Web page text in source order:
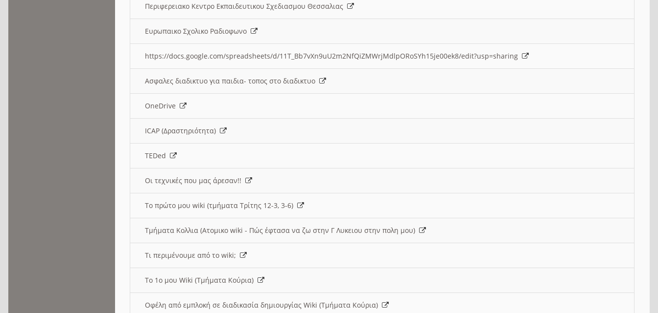
Περιφερειακο Κεντρο Εκπαιδευτικου Σχεδιασμου Θεσσαλιας
Ευρωπαικο Σχολικο Ραδιοφωνο
https://docs.google.com/spreadsheets/d/11T_Bb7vXn9uU2m2NfQiZMWrjMdlpORoSYh15je00ek8/edit?usp=sharing
Ασφαλες διαδικτυο για παιδια- τοπος στο διαδικτυο
OneDrive
ICAP (Δραστηριότητα)
TEDed
Οι τεχνικές που μας άρεσαν!!
Το πρώτο μου wiki (τμήματα Τρίτης 12-3, 3-6)
Τμήματα Κολλια (Ατομικο wiki - Πώς έφτασα να ζω στην Γ Λυκειου στην πολη μου)
Τι περιμένουμε από το wiki;
Το 1ο μου Wiki (Τμήματα Κούρια)
Οφέλη από εμπλοκή σε διαδικασία δημιουργίας Wiki (Τμήματα Κούρια)